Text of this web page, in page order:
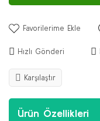
Hızlı Gönderi
Karşılaştır
Ürün Özellikleri